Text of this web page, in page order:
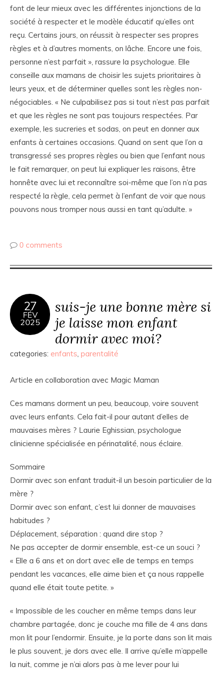
font de leur mieux avec les différentes injonctions de la
société à respecter et le modèle éducatif qu’elles ont
reçu. Certains jours, on réussit à respecter ses propres
règles et à d’autres moments, on lâche. Encore une fois,
personne n’est parfait », rassure la psychologue. Elle
conseille aux mamans de choisir les sujets prioritaires à
leurs yeux, et de déterminer quelles sont les règles non-
négociables. « Ne culpabilisez pas si tout n’est pas parfait
et que les règles ne sont pas toujours respectées. Par
exemple, les sucreries et sodas, on peut en donner aux
enfants à certaines occasions. Quand on sent que l’on a
transgressé ses propres règles ou bien que l’enfant nous
le fait remarquer, on peut lui expliquer les raisons, être
honnête avec lui et reconnaître soi-même que l’on n’a pas
respecté la règle, cela permet à l’enfant de voir que nous
pouvons nous tromper nous aussi en tant qu’adulte. »
0 comments
27
FÉV
2025
suis-je une bonne mère si
je laisse mon enfant
dormir avec moi?
categories: enfants, parentalité
Article en collaboration avec Magic Maman
Ces mamans dorment un peu, beaucoup, voire souvent
avec leurs enfants. Cela fait-il pour autant d’elles de
mauvaises mères ? Laurie Eghissian, psychologue
clinicienne spécialisée en périnatalité, nous éclaire.
Sommaire
Dormir avec son enfant traduit-il un besoin particulier de la
mère ?
Dormir avec son enfant, c’est lui donner de mauvaises
habitudes ?
Déplacement, séparation : quand dire stop ?
Ne pas accepter de dormir ensemble, est-ce un souci ?
« Elle a 6 ans et on dort avec elle de temps en temps
pendant les vacances, elle aime bien et ça nous rappelle
quand elle était toute petite. »
« Impossible de les coucher en même temps dans leur
chambre partagée, donc je couche ma fille de 4 ans dans
mon lit pour l’endormir. Ensuite, je la porte dans son lit mais
le plus souvent, je dors avec elle. Il arrive qu’elle m’appelle
la nuit, comme je n’ai alors pas à me lever pour lui